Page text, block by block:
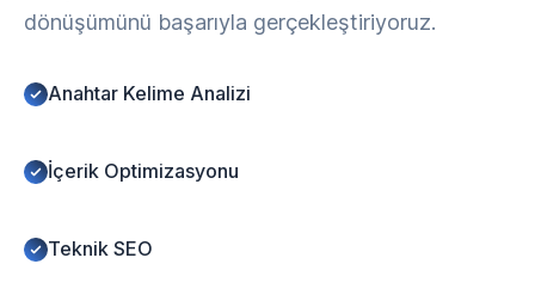
dönüşümünü başarıyla gerçekleştiriyoruz.
Anahtar Kelime Analizi
İçerik Optimizasyonu
Teknik SEO